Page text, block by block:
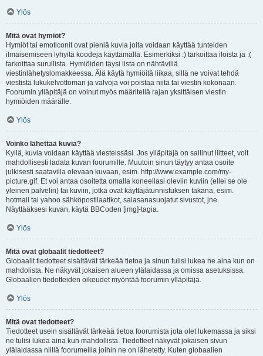
Ylös
Mitä ovat hymiöt?
Hymiöt tai emoticonit ovat pieniä kuvia joita voidaan käyttää tunteiden
ilmaisemiseen lyhyitä koodeja käyttämällä. Esimerkiksi :) tarkoittaa iloista ja :(
tarkoittaa surullista. Hymiöiden täysi lista on nähtävillä
viestinlähetyslomakkeessa. Älä käytä hymiöitä liikaa, sillä ne voivat tehdä
viestistä lukukelvottoman ja valvoja voi poistaa niitä tai viestin kokonaan.
Foorumin ylläpitäjä on voinut myös määritellä rajan yksittäisen viestin
hymiöiden määrälle.
Ylös
Voinko lähettää kuvia?
Kyllä, kuvia voidaan käyttää viesteissäsi. Jos ylläpitäjä on sallinut liitteet, voit
mahdollisesti ladata kuvan foorumille. Muutoin sinun täytyy antaa osoite
julkisesti saatavilla olevaan kuvaan, esim. http://www.example.com/my-
picture.gif. Et voi antaa osoitetta omalla koneellasi oleviin kuviin (ellei se ole
yleinen palvelin) tai kuviin, jotka ovat käyttäjätunnistuksen takana, esim.
hotmail tai yahoo sähköpostilaatikot, salasanasuojatut sivustot, jne.
Näyttääksesi kuvan, käytä BBCoden [img]-tagia.
Ylös
Mitä ovat globaalit tiedotteet?
Globaalit tiedotteet sisältävät tärkeää tietoa ja sinun tulisi lukea ne aina kun on
mahdolista. Ne näkyvät jokaisen alueen ylälaidassa ja omissa asetuksissa.
Globaalien tiedotteiden oikeudet myöntää foorumin ylläpitäjä.
Ylös
Mitä ovat tiedotteet?
Tiedotteet usein sisältävät tärkeää tietoa foorumista jota olet lukemassa ja siksi
ne tulisi lukea aina kun mahdollista. Tiedotteet näkyvät jokaisen sivun
ylälaidassa niillä foorumeilla joihin ne on lähetetty. Kuten globaalien